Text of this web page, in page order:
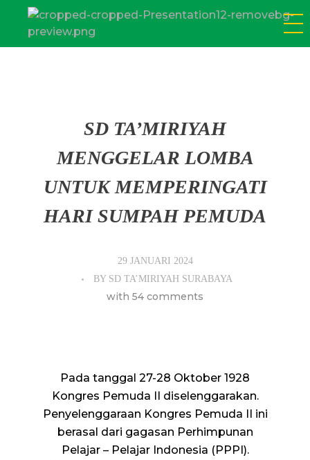
SD Tamiriyah Surabaya
Official Website
SD TA’MIRIYAH
MENGGELAR LOMBA
UNTUK MEMPERINGATI
HARI SUMPAH PEMUDA
29 JANUARI 2024
BY SD TA’MIRIYAH SURABAYA
with 54 comments
Pada tanggal 27-28 Oktober 1928
Kongres Pemuda II diselenggarakan.
Penyelenggaraan Kongres Pemuda II ini
berasal dari gagasan Perhimpunan
Pelajar – Pelajar Indonesia (PPPI).